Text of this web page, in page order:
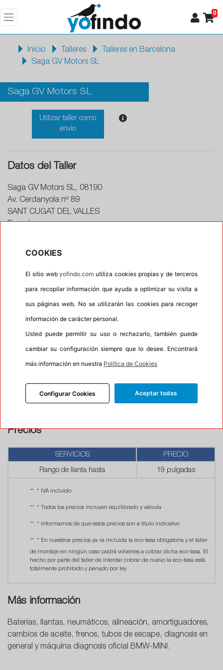
0
Inicio Talleres
Talleres en Barcelona
Saga GV Motors SL
Saga GV Motors SL
Utilizar taller como
envio
Datos del Taller
Saga GV Motors SL, 08190
Av. Cerdanyola nº 89
SANT CUGAT DEL VALLES
Barcelona
Horario
Horario de apertura: 00:00
Horario de Cierre: 23:59
Aviso importante:Le recordamos que nuestros
talleres son centros de montaje, no de recogida. Si
escoge uno de ellos como dirección entrega esta
neumáticos. En caso contrario su pedido no podrá
Precios
SERVICIOS PRECIO
Rango de llanta hasta 19 pulgadas
* IVA incluído
* Todos los precios incluyen equilibrado y válvula
* Informamos de que estos precios son a título indicativo
* En nuestros precios ya va incluida la eco-tasa obligatoria y el taller
de montaje en ningún caso podrá volverles a cobrar dicha eco-tasa. El
hecho por parte del taller de intentar cobrar de nuevo la eco-tasa está
totalmente prohibido y penado por ley
Más información
Baterías, llantas, neumáticos, alineación, amortiguadores,
cambios de aceite, frenos, tubos de escape, diagnosis en
general y máquina diagnosis oficial BMW-MINI.
COOKIES
El sitio webyofindo.com utiliza cookies propias y de terceros
para recopilar información que ayuda a optimizar su visita a
sus páginas web. No se utilizarán las cookies para recoger
información de carácter personal.
Usted puede permitir su uso o rechazarlo, también puede
cambiar su configuración siempre que lo desee. Encontrará
más información en nuestra Política de Cookies
Configurar Cookies Aceptar todas